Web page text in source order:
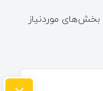
بخش‌های موردنیاز